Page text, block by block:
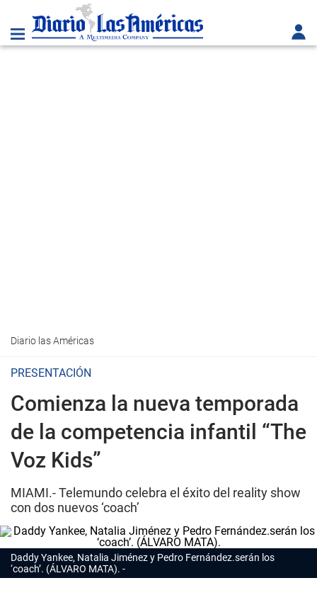
Diario las Américas
PRESENTACIÓN
Comienza la nueva temporada
de la competencia infantil “The
Voz Kids”
MIAMI.- Telemundo celebra el éxito del reality show
con dos nuevos ‘coach’
Daddy Yankee, Natalia Jiménez y Pedro Fernández.serán los
‘coach’. (ÁLVARO MATA).